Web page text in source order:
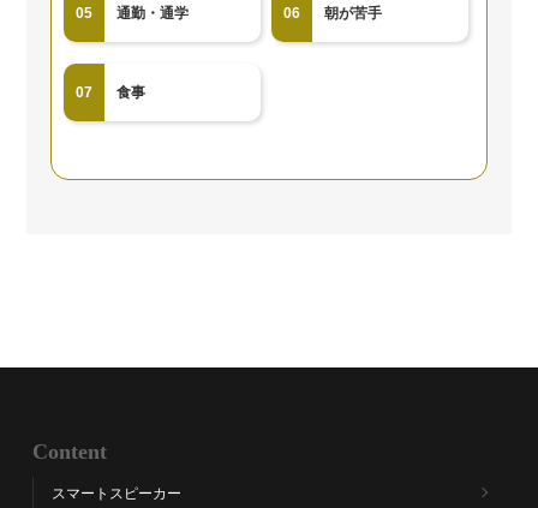
05 通勤・通学 06 朝が苦手
07 食事
Content
スマートスピーカー